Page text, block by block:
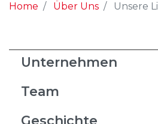
Home Über Uns Unsere
Unternehmen
Team
Geschichte